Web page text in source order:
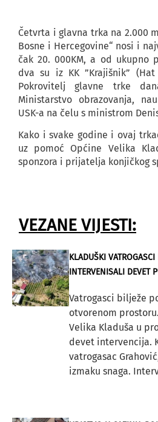
Četvrta i glavna trka na 2.000
Bosne i Hercegovine“ nosi i
čak 20. 000KM, a od ukupno
dva su iz KK ”Krajišnik”
Pokrovitelj glavne trke
Ministarstvo obrazovanja,
USK-a na čelu s ministrom
Kako i svake godine i ovaj
uz pomoć Općine Velika
sponzora i prijatelja konjičkog
VEZANE VIJESTI:
KLADUŠKI
INTERVENISALI DEVET
Vatrogasci bilježe
otvorenom
Velika Kladuša u
devet intervencija.
vatrogasac
izmaku snaga.